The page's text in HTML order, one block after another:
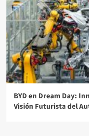
BYD en Dream Day:
Visión Futurista del